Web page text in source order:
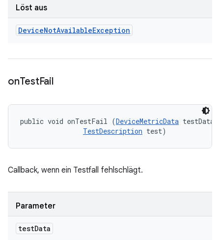
Löst aus
DeviceNotAvailableException
onTestFail
public void onTestFail (DeviceMetricData
TestDescription test)
Callback, wenn ein Testfall fehlschlägt.
Parameter
testData